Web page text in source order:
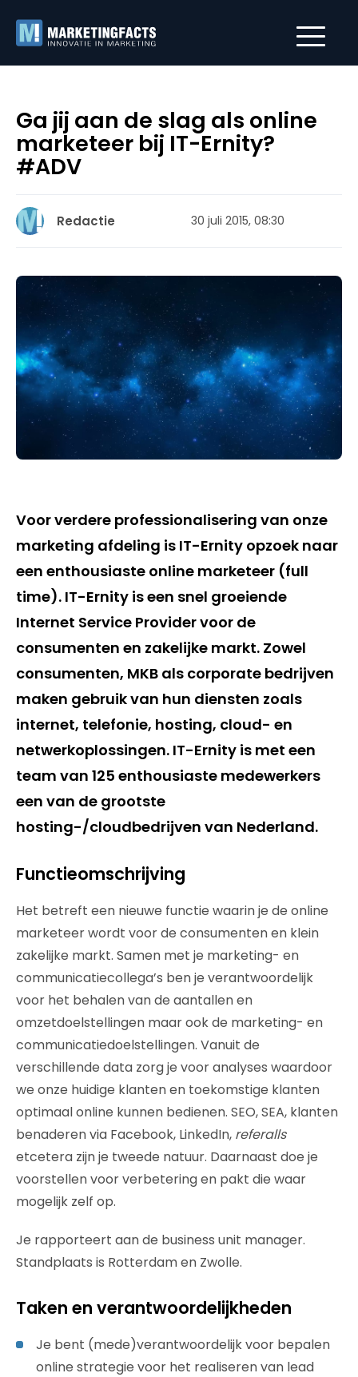
Ga jij aan de slag als online
marketeer bij IT-Ernity?
#ADV
Redactie 30 juli 2015, 08:30
Voor verdere professionalisering van onze
marketing afdeling is IT-Ernity opzoek naar
een enthousiaste online marketeer (full
time). IT-Ernity is een snel groeiende
Internet Service Provider voor de
consumenten en zakelijke markt. Zowel
consumenten, MKB als corporate bedrijven
maken gebruik van hun diensten zoals
internet, telefonie, hosting, cloud- en
netwerkoplossingen. IT-Ernity is met een
team van 125 enthousiaste medewerkers
een van de grootste
hosting-/cloudbedrijven van Nederland.
Functieomschrijving
Het betreft een nieuwe functie waarin je de online
marketeer wordt voor de consumenten en klein
zakelijke markt. Samen met je marketing- en
communicatiecollega’s ben je verantwoordelijk
voor het behalen van de aantallen en
omzetdoelstellingen maar ook de marketing- en
communicatiedoelstellingen. Vanuit de
verschillende data zorg je voor analyses waardoor
we onze huidige klanten en toekomstige klanten
optimaal online kunnen bedienen. SEO, SEA, klanten
benaderen via Facebook, LinkedIn, referalls
etcetera zijn je tweede natuur. Daarnaast doe je
voorstellen voor verbetering en pakt die waar
mogelijk zelf op.
Je rapporteert aan de business unit manager.
Standplaats is Rotterdam en Zwolle.
Taken en verantwoordelijkheden
Je bent (mede)verantwoordelijk voor bepalen
online strategie voor het realiseren van lead